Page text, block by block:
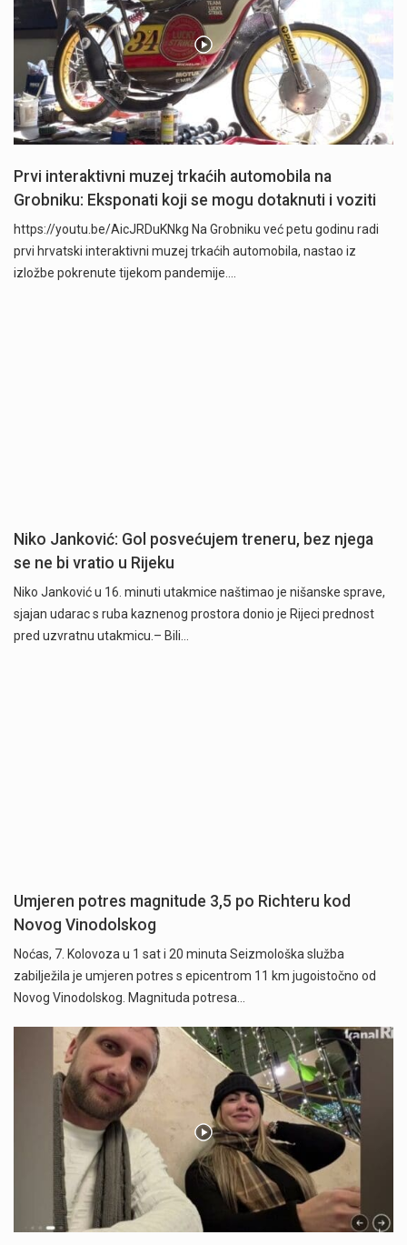
Prvi interaktivni muzej trkaćih automobila na
Grobniku: Eksponati koji se mogu dotaknuti i voziti
https://youtu.be/AicJRDuKNkg Na Grobniku već petu godinu radi
prvi hrvatski interaktivni muzej trkaćih automobila, nastao iz
izložbe pokrenute tijekom pandemije.…
Niko Janković: Gol posvećujem treneru, bez njega
se ne bi vratio u Rijeku
Niko Janković u 16. minuti utakmice naštimao je nišanske sprave,
sjajan udarac s ruba kaznenog prostora donio je Rijeci prednost
pred uzvratnu utakmicu.– Bili…
Umjeren potres magnitude 3,5 po Richteru kod
Novog Vinodolskog
Noćas, 7. Kolovoza u 1 sat i 20 minuta Seizmološka služba
zabilježila je umjeren potres s epicentrom 11 km jugoistočno od
Novog Vinodolskog. Magnituda potresa…